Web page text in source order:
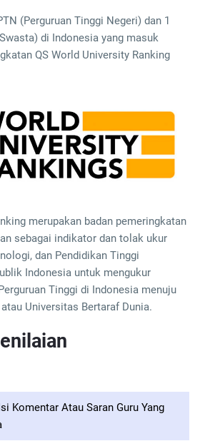
(Perguruan Tinggi Negeri) dan 1
di Indonesia yang masuk
QS World University Ranking
merupakan badan pemeringkatan
sebagai indikator dan tolak ukur
dan Pendidikan Tinggi
Indonesia untuk mengukur
Tinggi di Indonesia menuju
Universitas Bertaraf Dunia.
Komentar Atau Saran Guru Yang